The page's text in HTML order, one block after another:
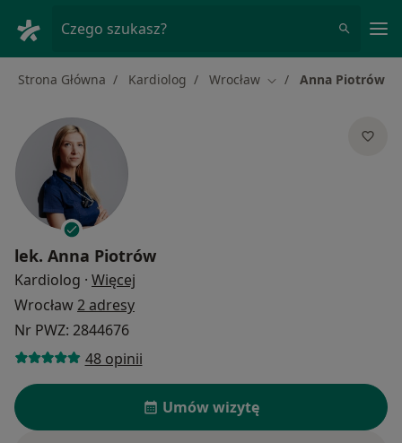
Czego szukasz?
Strona Główna Kardiolog Wrocław Zmień miasto
Anna Piotrów
lek. Anna Piotrów
Kardiolog · Więcej
Wrocław2 adresy
Nr PWZ: 2844676
48 opinii
Umów wizytę